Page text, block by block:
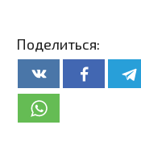
Поделиться: